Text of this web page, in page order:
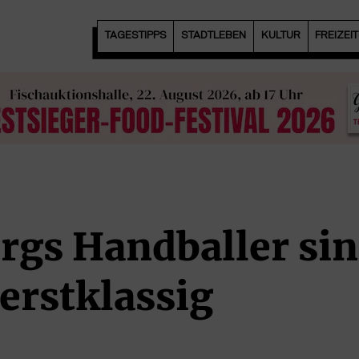
TAGESTIPPS STADTLEBEN KULTUR
Handballer